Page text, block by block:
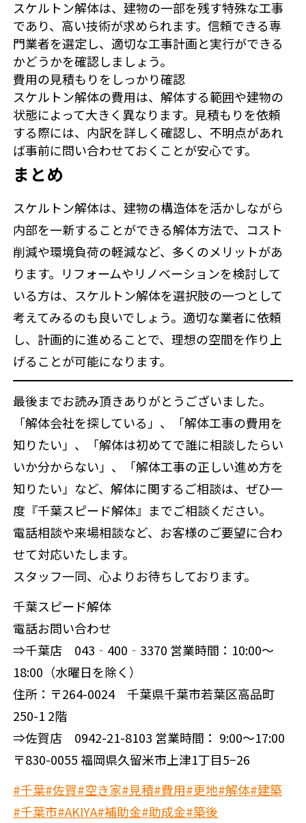
スケルトン解体は、建物の一部を残す特殊な工事
であり、高い技術が求められます。信頼できる専
門業者を選定し、適切な工事計画と実行ができる
かどうかを確認しましょう。
費用の見積もりをしっかり確認
スケルトン解体の費用は、解体する範囲や建物の
状態によって大きく異なります。見積もりを依頼
する際には、内訳を詳しく確認し、不明点があれ
ば事前に問い合わせておくことが安心です。
まとめ
スケルトン解体は、建物の構造体を活かしながら
内部を一新することができる解体方法で、コスト
削減や環境負荷の軽減など、多くのメリットがあ
ります。リフォームやリノベーションを検討して
いる方は、スケルトン解体を選択肢の一つとして
考えてみるのも良いでしょう。適切な業者に依頼
し、計画的に進めることで、理想の空間を作り上
げることが可能になります。
最後までお読み頂きありがとうございました。
「解体会社を探している」、「解体工事の費用を
知りたい」、「解体は初めてで誰に相談したらい
いか分からない」、「解体工事の正しい進め方を
知りたい」など、解体に関するご相談は、ぜひ一
度『千葉スピード解体』までご相談ください。
電話相談や来場相談など、お客様のご要望に合わ
せて対応いたします。
スタッフ一同、心よりお待ちしております。
千葉スピード解体
電話お問い合わせ
⇒千葉店 043‐400‐3370 営業時間：10:00～
18:00（水曜日を除く）
住所：〒264-0024 千葉県千葉市若葉区高品町
250-1 2階
⇒佐賀店 0942-21-8103 営業時間： 9:00～17:00
〒830-0055 福岡県久留米市上津1丁目5−26
#千葉#佐賀#空き家#見積#費用#更地#解体#建築
#千葉市#AKIYA#補助金#助成金#築後